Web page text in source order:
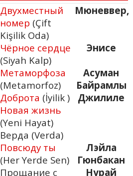
Двухместный
номер (Çift
Kişilik Oda)
Мюневвер,
Чёрное сердце
(Siyah Kalp)
Энисе
Метаморфоза
(Metamorfoz)
Асуман
Байрамлы
Доброта (İyilik )
Джилиле
Новая жизнь
(Yeni Hayat)
Верда (Verda)
Повсюду ты
(Her Yerde Sen)
Лэйла
Гюнбакан
Прощание с
Нурай